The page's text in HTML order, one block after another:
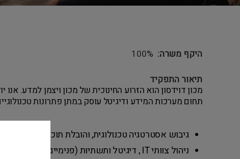
היקף משרה 100%
תיאור התפקיד
מכון דוידסון הוא הזרוע החינוכית של מכון ויצמן למדע.
תחום מערכות המידע ודיגיטל עוסק במתן פתרונות
גיבוש אסטרטגיה טכנולוגית, והובלת תוכנית עבודה
ניהול צוותי IT , דיגיטל ותשתיות (פנימיים וחיצוניים).